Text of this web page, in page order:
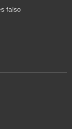
falso